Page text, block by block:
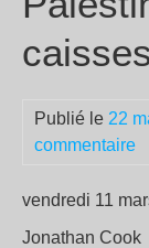
Publié le 22
commentaire
vendredi 11
Jonathan Cook